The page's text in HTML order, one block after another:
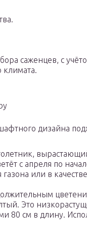
саженцев, с
климата.
дизайна
с апреля по
газона или в
Это
80 см в длину.